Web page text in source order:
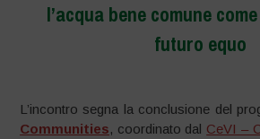
l’acqua bene comune
futuro equo
L’incontro segna la conclusione del
Communities, coordinato dal CeVI –